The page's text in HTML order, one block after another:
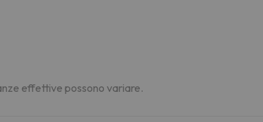
effettive possono variare.